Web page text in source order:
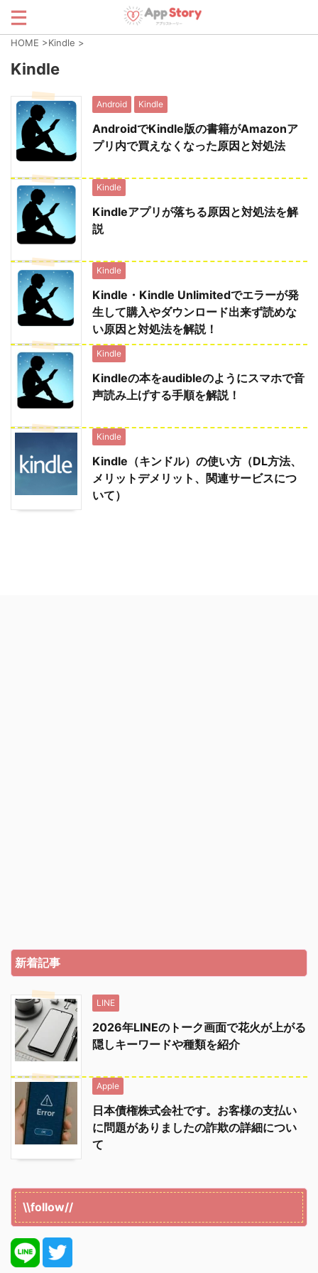
HOME >Kindle >
Kindle
Android Kindle
AndroidでKindle版の書籍がAmazonア
プリ内で買えなくなった原因と対処法
Kindle
Kindleアプリが落ちる原因と対処法を解
説
Kindle
Kindle・Kindle Unlimitedでエラーが発
生して購入やダウンロード出来ず読めな
い原因と対処法を解説！
Kindle
Kindleの本をaudibleのようにスマホで音
声読み上げする手順を解説！
Kindle
Kindle（キンドル）の使い方（DL方法、
メリットデメリット、関連サービスにつ
いて）
新着記事
LINE
2026年LINEのトーク画面で花火が上がる
隠しキーワードや種類を紹介
Apple
日本債権株式会社です。お客様の支払い
に問題がありましたの詐欺の詳細につい
て
\\follow//